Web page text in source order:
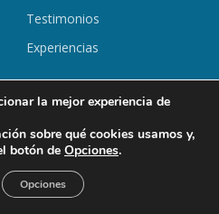
Testimonios
Experiencias
Noticias
la mejor experiencia de
sobre qué cookies usamos y,
botón de Opciones.
Opciones